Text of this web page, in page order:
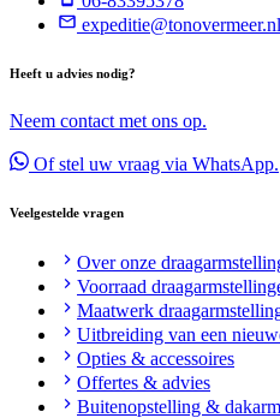
expeditie@tonovermeer.nl
Heeft u advies nodig?
Neem contact met ons op.
Of stel uw vraag via WhatsApp.
Veelgestelde vragen
Over onze
Voorraad
Maatwerk
Uitbreiding van een
Opties & accessoires
Offertes & advies
Buitenopstelling &